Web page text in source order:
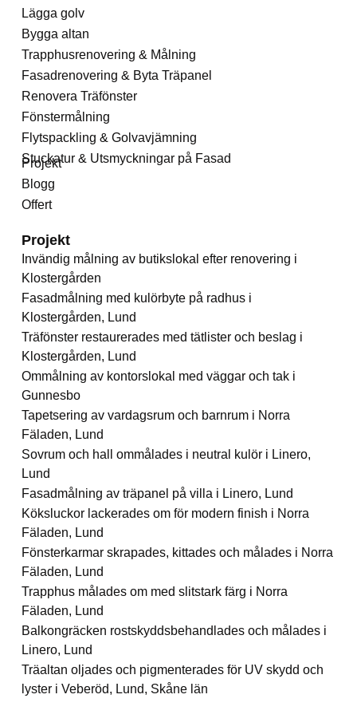
Lägga golv
Bygga altan
Trapphusrenovering & Målning
Fasadrenovering & Byta Träpanel
Renovera Träfönster
Fönstermålning
Flytspackling & Golvavjämning
Stuckatur & Utsmyckningar på Fasad
Projekt
Blogg
Offert
Projekt
Invändig målning av butikslokal efter renovering i
Klostergården
Fasadmålning med kulörbyte på radhus i
Klostergården, Lund
Träfönster restaurerades med tätlister och beslag i
Klostergården, Lund
Ommålning av kontorslokal med väggar och tak i
Gunnesbo
Tapetsering av vardagsrum och barnrum i Norra
Fäladen, Lund
Sovrum och hall ommålades i neutral kulör i Linero,
Lund
Fasadmålning av träpanel på villa i Linero, Lund
Köksluckor lackerades om för modern finish i Norra
Fäladen, Lund
Fönsterkarmar skrapades, kittades och målades i Norra
Fäladen, Lund
Trapphus målades om med slitstark färg i Norra
Fäladen, Lund
Balkongräcken rostskyddsbehandlades och målades i
Linero, Lund
Träaltan oljades och pigmenterades för UV skydd och
lyster i Veberöd, Lund, Skåne län